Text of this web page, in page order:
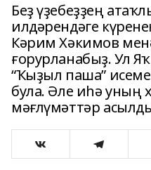
Беҙ үҙебеҙҙең
илдәрендәге
Кәрим Хәкимов
ғорурланабыҙ. Ул
“Ҡыҙыл паша”
була. Әле иһә уның
мәғлүмәттәр